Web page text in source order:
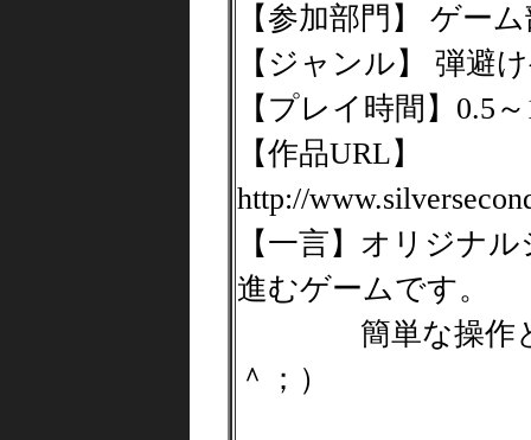
【参加部門】 ゲー
【ジャンル】 弾避
【プレイ時間】0.5
【作品URL】
http://
【一言】オリジナ
進むゲームです。
簡単な操作と敵
＾；）